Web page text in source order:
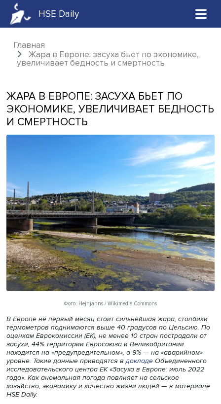
HSE Daily
Главная
Жара в Европе: засуха бьет по
ЖАРА В ЕВРОПЕ: ЗАСУХА БЬЕТ ПО
ЭКОНОМИКЕ, УВЕЛИЧИВАЕТ
И СМЕРТНОСТЬ
Фото: Hejnjahns / Wikimedia Commons
В Европе не первый месяц стоит сильнейшая жара,
термометров поднимаются выше 40 градусов по
оценкам Еврокомиссии (ЕК), не менее 10 стран
засухи, 44% территории Евросоюза и Великобритании